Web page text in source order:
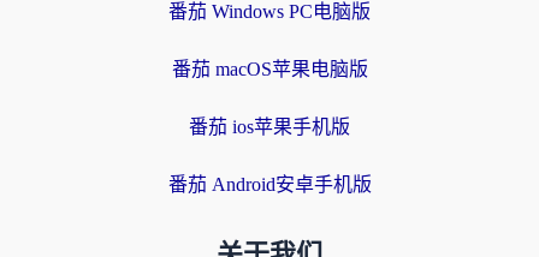
番茄 Windows PC电脑版
番茄 macOS苹果电脑版
番茄 ios苹果手机版
番茄 Android安卓手机版